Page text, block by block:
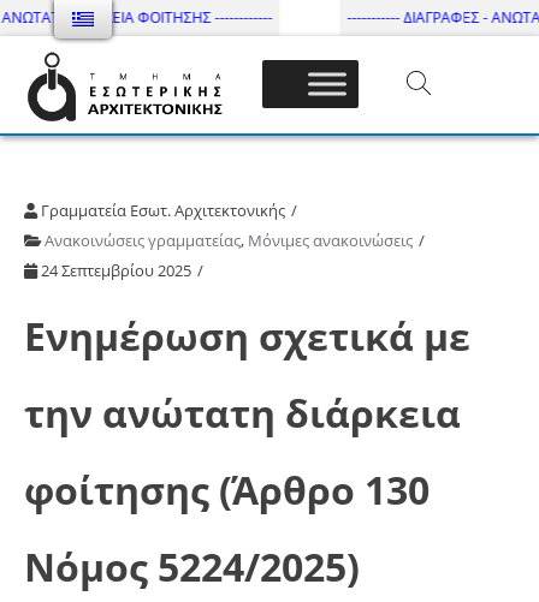
ΔΙΑΡΚΕΙΑ ΦΟΙΤΗΣΗΣ ------------ ----------- ΔΙΑΓΡΑΦΕΣ -
Τμήμα Εσωτ. Αρχιτεκτονικής – ΔΙ.ΠΑ.Ε
Γραμματεία Εσωτ. Αρχιτεκτονικής
Ανακοινώσεις γραμματείας, Μόνιμες ανακοινώσεις
24 Σεπτεμβρίου 2025
Ενημέρωση σχετικά με
την ανώτατη διάρκεια
φοίτησης (Άρθρο 130
Νόμος 5224/2025)